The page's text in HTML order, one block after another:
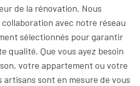
de la rénovation. Nous
avec notre réseau
sélectionnés pour garantir
qualité. Que vous ayez besoin
votre appartement ou votre
artisans sont en mesure de vous